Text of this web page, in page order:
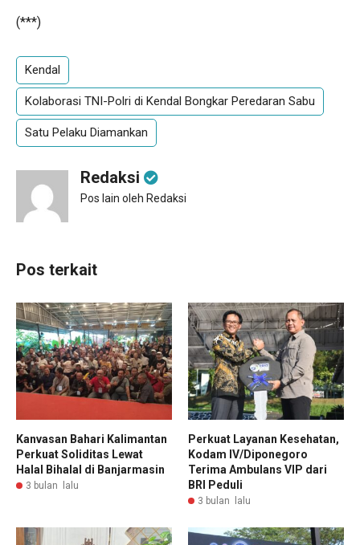
(***)
Kendal
Kolaborasi TNI-Polri di Kendal Bongkar Peredaran Sabu
Satu Pelaku Diamankan
Redaksi
Pos lain oleh Redaksi
Pos terkait
Kanvasan Bahari Kalimantan
Perkuat Soliditas Lewat
Halal Bihalal di Banjarmasin
3 bulan lalu
Perkuat Layanan Kesehatan,
Kodam IV/Diponegoro
Terima Ambulans VIP dari
BRI Peduli
3 bulan lalu